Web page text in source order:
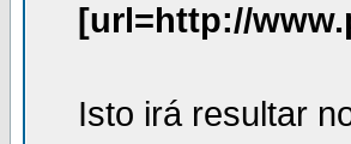
[url=http://
Isto irá resultar